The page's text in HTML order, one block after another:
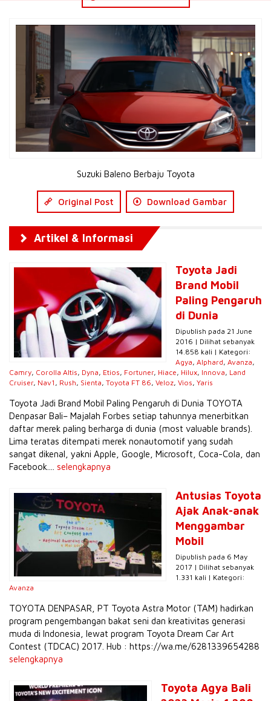
Suzuki Baleno Berbaju Toyota
Original Post Download Gambar
Artikel & Informasi
Toyota Jadi
Brand Mobil
Paling Pengaruh
di Dunia
Dipublish pada 21 June
2016 | Dilihat sebanyak
14.858 kali | Kategori:
Agya, Alphard, Avanza,
Camry, Corolla Altis, Dyna, Etios, Fortuner, Hiace, Hilux, Innova, Land
Cruiser, Nav1 , Rush, Sienta, Toyota FT 86, Veloz, Vios, Yaris
Toyota Jadi Brand Mobil Paling Pengaruh di Dunia TOYOTA
Denpasar Bali– Majalah Forbes setiap tahunnya menerbitkan
daftar merek paling berharga di dunia (most valuable brands).
Lima teratas ditempati merek nonautomotif yang sudah
sangat dikenal, yakni Apple, Google, Microsoft, Coca-Cola, dan
Facebook.... selengkapnya
Antusias Toyota
Ajak Anak-anak
Menggambar
Mobil
Dipublish pada 6 May
2017 | Dilihat sebanyak
1.331 kali | Kategori:
Avanza
TOYOTA DENPASAR, PT Toyota Astra Motor (TAM) hadirkan
program pengembangan bakat seni dan kreativitas generasi
muda di Indonesia, lewat program Toyota Dream Car Art
Contest (TDCAC) 2017. Hub : https://wa.me/6281339654288
selengkapnya
Toyota Agya Bali